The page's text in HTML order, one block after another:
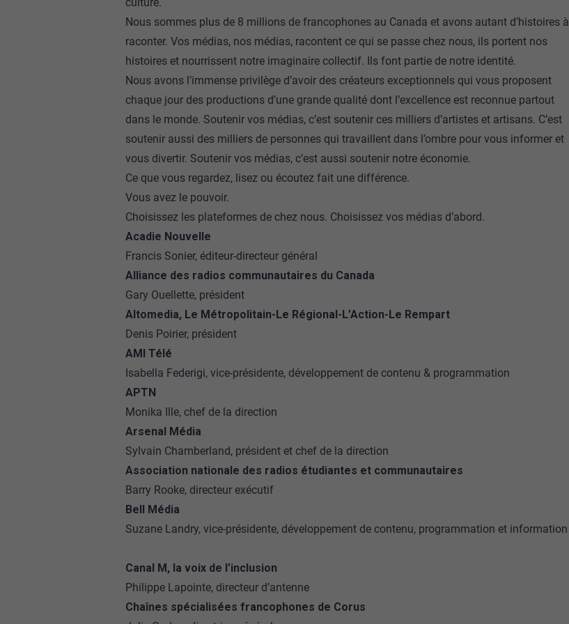
Nous sommes plus de 8 millions de francophones au Canada et avons autant d’histoires à
raconter. Vos médias, nos médias, racontent ce qui se passe chez nous, ils portent nos
histoires et nourrissent notre imaginaire collectif. Ils font partie de notre identité.
Nous avons l’immense privilège d’avoir des créateurs exceptionnels qui vous proposent
chaque jour des productions d’une grande qualité dont l’excellence est reconnue partout
dans le monde. Soutenir vos médias, c’est soutenir ces milliers d’artistes et artisans. C’est
soutenir aussi des milliers de personnes qui travaillent dans l’ombre pour vous informer et
vous divertir. Soutenir vos médias, c’est aussi soutenir notre économie.
Ce que vous regardez, lisez ou écoutez fait une différence.
Vous avez le pouvoir.
Choisissez les plateformes de chez nous. Choisissez vos médias d’abord.
Acadie Nouvelle
Francis Sonier, éditeur-directeur général
Alliance des radios communautaires du Canada
Gary Ouellette, président
Altomedia, Le Métropolitain-Le Régional-L’Action-Le Rempart
Denis Poirier, président
AMI Télé
Isabella Federigi, vice-présidente, développement de contenu & programmation
APTN
Monika Ille, chef de la direction
Arsenal Média
Sylvain Chamberland, président et chef de la direction
Association nationale des radios étudiantes et communautaires
Barry Rooke, directeur exécutif
Bell Média
Suzane Landry, vice-présidente, développement de contenu, programmation et information
Canal M, la voix de l’inclusion
Philippe Lapointe, directeur d’antenne
Chaînes spécialisées francophones de Corus